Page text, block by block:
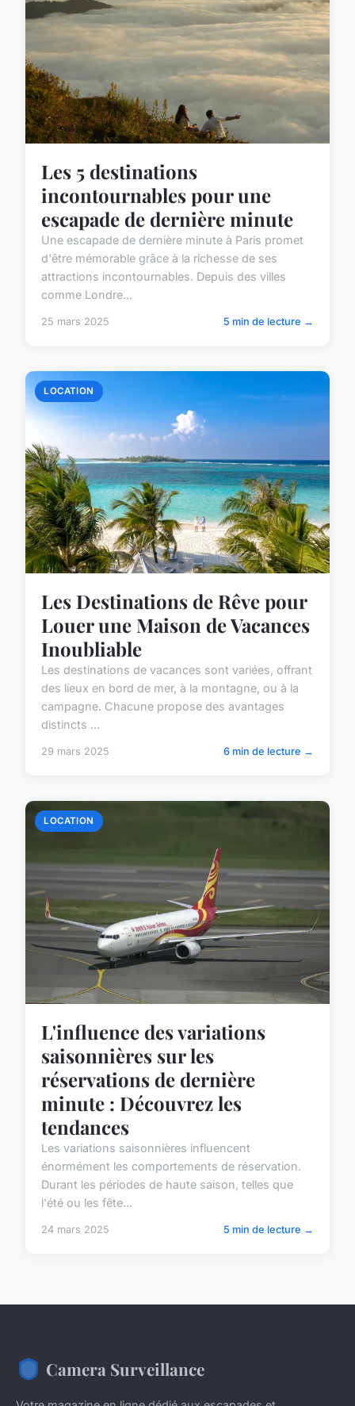
Les 5 destinations
incontournables pour une
escapade de dernière minute
Une escapade de dernière minute à Paris promet
d'être mémorable grâce à la richesse de ses
attractions incontournables. Depuis des villes
comme Londre...
25 mars 2025 5 min de lecture →
LOCATION
Les Destinations de Rêve pour
Louer une Maison de Vacances
Inoubliable
Les destinations de vacances sont variées, offrant
des lieux en bord de mer, à la montagne, ou à la
campagne. Chacune propose des avantages
distincts ...
29 mars 2025 6 min de lecture →
LOCATION
L'influence des variations
saisonnières sur les
réservations de dernière
minute : Découvrez les
tendances
Les variations saisonnières influencent
énormément les comportements de réservation.
Durant les périodes de haute saison, telles que
l'été ou les fête...
24 mars 2025 5 min de lecture →
Camera Surveillance